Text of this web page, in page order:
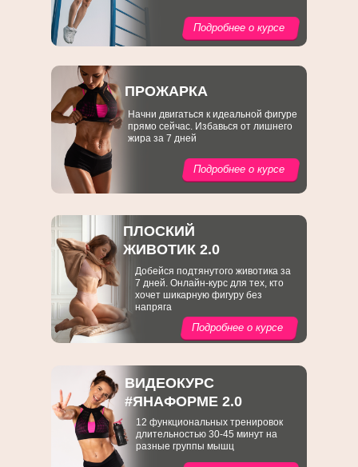
ПРОЖАРКА
Начни двигаться к идеальной фигуре
прямо сейчас. Избавься от лишнего
жира за 7 дней
ПЛОСКИЙ
ЖИВОТИК 2.0
Добейся подтянутого животика за
7 дней. Онлайн-курс для тех, кто
хочет шикарную фигуру без
напряга
ВИДЕОКУРС
#ЯНАФОРМЕ 2.0
12 функциональных тренировок
длительностью 30-45 минут на
разные группы мышц
Подробнее о курсе
Подробнее о курсе
Подробнее о курсе